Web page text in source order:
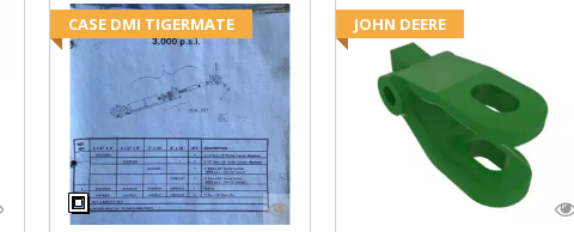
CASE DMI TIGERMATE JOHN DEERE